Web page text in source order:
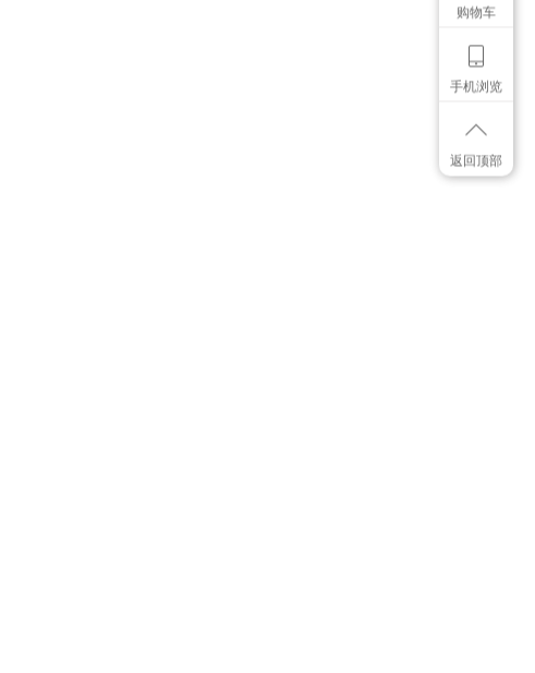
购物车
手机浏览
返回顶部